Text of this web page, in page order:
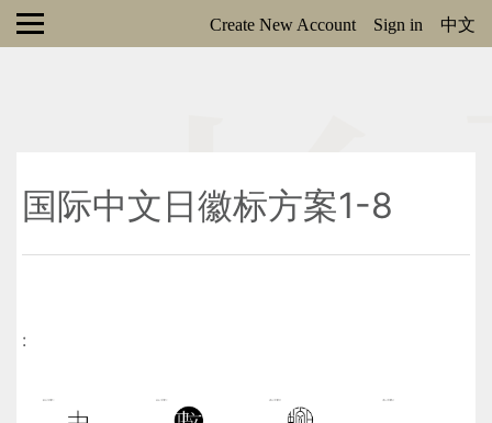
Create New Account Sign in 中文
国际中文日徽标方案1-8
: